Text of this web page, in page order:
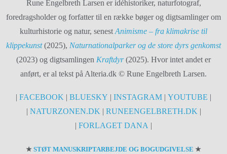
Rune Engelbreth Larsen er idéhistoriker, naturfotograf,
foredragsholder og forfatter til en række bøger og digtsamlinger om
kulturhistorie og natur, senest Animisme – fra klimakrise til
klippekunst (2025), Naturnationalparker og de store dyrs genkomst
(2023) og digtsamlingen Kraftdyr(2025). Hvor intet andet er
anført, er al tekst på Alteria.dk © Rune Engelbreth Larsen.
| FACEBOOK | BLUESKY | INSTAGRAM | YOUTUBE |
| NATURZONEN.DK | RUNEENGELBRETH.DK |
| FORLAGET DANA |
★ STØT MANUSKRIPTARBEJDE OG BOGUDGIVELSE ★